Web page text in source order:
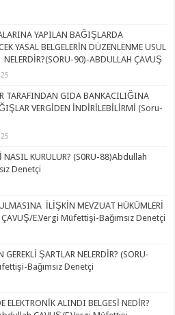
YAPILAN BAĞIŞLARDA
YASAL BELGELERİN DÜZENLENME USUL
NELERDİR?(SORU-90)-ABDULLAH ÇAVUŞ
TARAFINDAN GIDA BANKACILIĞINA
VERGİDEN İNDİRİLEBİLİRMİ (Soru-
NASIL KURULUR? (S0RU-88)Abdullah
Denetçi
İLİŞKİN MEVZUAT HÜKÜMLERİ
E.Vergi Müfettişi-Bağımsız Denetçi
ŞARTLAR NELERDİR? (SORU-
Bağımsız Denetçi
ELEKTRONİK ALINDI BELGESİ NEDİR?